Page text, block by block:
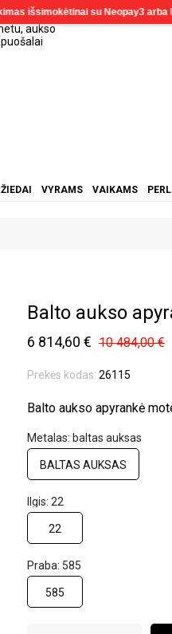
ŽIEDAI VYRAMS VAIKAMS
Balto aukso
6 814,60 € 10 484,00 €
Prekės kodas: 26115
Balto aukso apyrankė
Metalas: baltas auksas
BALTAS AUKSAS
Ilgis: 22
22
Praba: 585
585